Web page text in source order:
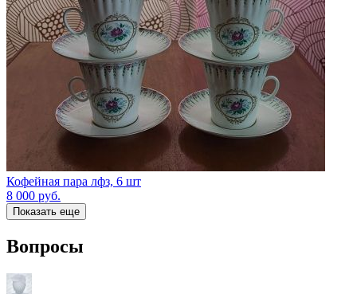
Кофейная пара лфз, 6 шт
8 000 руб.
Показать еще
Вопросы